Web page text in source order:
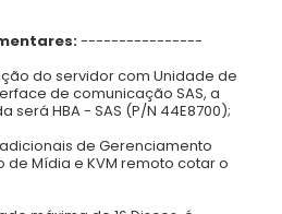
----------------
do servidor com Unidade de
de comunicação SAS, a
HBA - SAS (P/N 44E8700);
de Gerenciamento
Mídia e KVM remoto cotar o